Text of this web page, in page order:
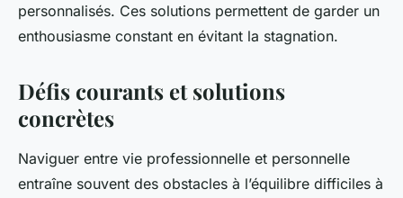
personnalisés. Ces solutions permettent de garder un
enthousiasme constant en évitant la stagnation.
Défis courants et solutions
concrètes
Naviguer entre vie professionnelle et personnelle
entraîne souvent des obstacles à l’équilibre difficiles à